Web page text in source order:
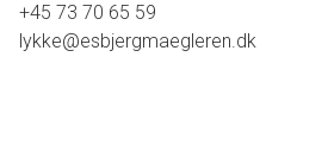
+45 73 70 65 59
lykke@esbjergmaegleren.dk